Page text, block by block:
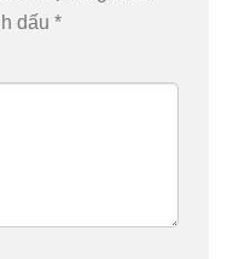
dấu *